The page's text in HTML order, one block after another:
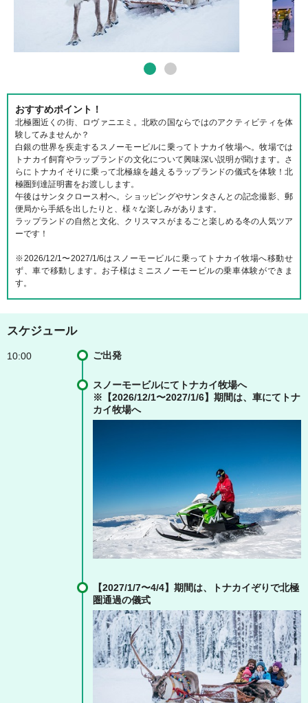
おすすめポイント！
北極圏近くの街、ロヴァニエミ。北欧の国ならではのアクティビティを体
験してみませんか？
白銀の世界を疾走するスノーモービルに乗ってトナカイ牧場へ。牧場では
トナカイ飼育やラップランドの文化について興味深い説明が聞けます。さ
らにトナカイそりに乗って北極線を越えるラップランドの儀式を体験！北
極圏到達証明書をお渡しします。
午後はサンタクロース村へ。ショッピングやサンタさんとの記念撮影、郵
便局から手紙を出したりと、様々な楽しみがあります。
ラップランドの自然と文化、クリスマスがまるごと楽しめる冬の人気ツア
ーです！
※2026/12/1〜2027/1/6はスノーモービルに乗ってトナカイ牧場へ移動せ
ず、車で移動します。お子様はミニスノーモービルの乗車体験ができま
す。
スケジュール
10:00 ご出発
スノーモービルにてトナカイ牧場へ
※【2026/12/1〜2027/1/6】期間は、車にてトナ
カイ牧場へ
【2027/1/7〜4/4】期間は、トナカイぞりで北極
圏通過の儀式